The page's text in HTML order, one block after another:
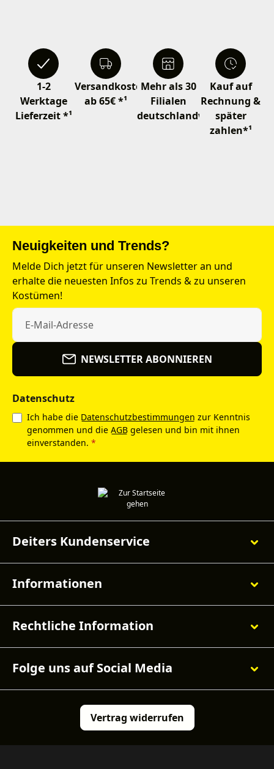
1-2
Werktage
Lieferzeit *¹
Versandkostenfrei
ab 65€ *¹
Mehr als 30
Filialen
deutschlandweit
Kauf auf
Rechnung &
später
zahlen*¹
Neuigkeiten und Trends?
Melde Dich jetzt für unseren Newsletter an und
erhalte die neuesten Infos zu Trends & zu unseren
Kostümen!
NEWSLETTER ABONNIEREN
Datenschutz
Ich habe die Datenschutzbestimmungen zur Kenntnis
genommen und die AGB gelesen und bin mit ihnen
einverstanden. *
Deiters Kundenservice
Informationen
Rechtliche Information
Folge uns auf Social Media
Vertrag widerrufen